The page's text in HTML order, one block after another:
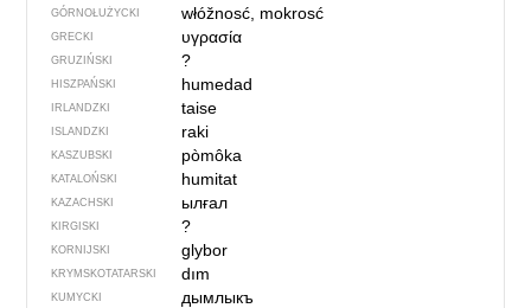
GÓRNOŁUŻYCKI włóžnosć, mokrosć
GRECKI υγρασία
GRUZIŃSKI ?
HISZPAŃSKI humedad
IRLANDZKI taise
ISLANDZKI raki
KASZUBSKI pòmôka
KATALOŃSKI humitat
KAZACHSKI ылғал
KIRGISKI ?
KORNIJSKI glybor
KRYMSKOTATARSKI dım
KUMYCKI дымлыкъ